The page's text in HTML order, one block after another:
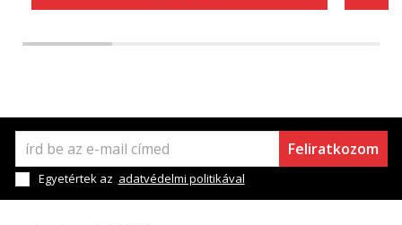
Feliratkozom
Egyetértek az adatvédelmi politikával